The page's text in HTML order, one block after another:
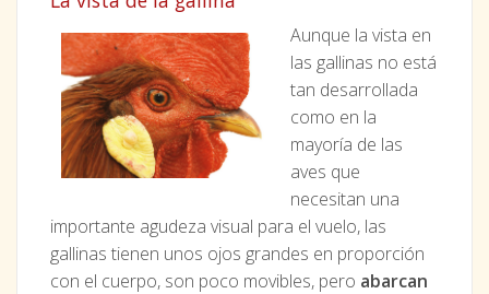
Aunque la vista en
las gallinas no está
tan desarrollada
como en la
mayoría de las
aves que
necesitan una
importante agudeza visual para el vuelo, las
gallinas tienen unos ojos grandes en proporción
con el cuerpo, son poco movibles, pero abarcan